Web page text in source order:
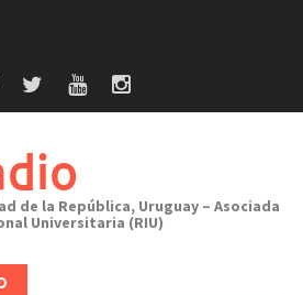
de la República, Uruguay – Asociada
Universitaria (RIU)